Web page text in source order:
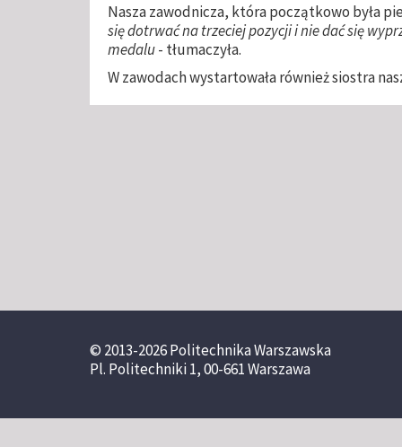
Nasza zawodnicza, która początkowo była
się dotrwać na trzeciej pozycji i nie dać się
medalu- tłumaczyła.
W zawodach wystartowała również siostra
© 2013-2026 Politechnika Warszawska
Pl. Politechniki 1, 00-661 Warszawa